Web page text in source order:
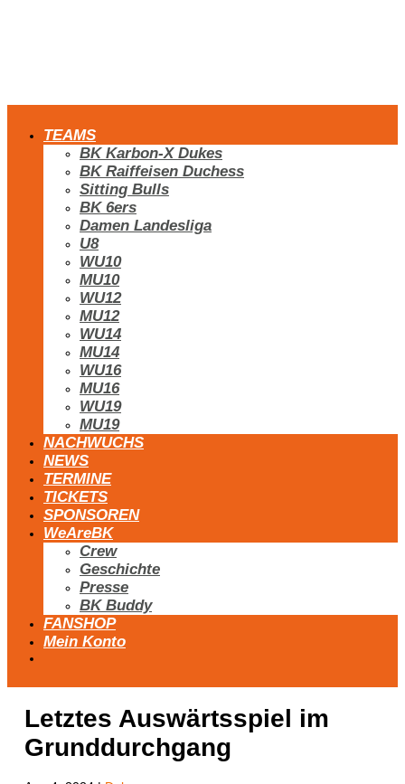
TEAMS
BK Karbon-X Dukes
BK Raiffeisen Duchess
Sitting Bulls
BK 6ers
Damen Landesliga
U8
WU10
MU10
WU12
MU12
WU14
MU14
WU16
MU16
WU19
MU19
NACHWUCHS
NEWS
TERMINE
TICKETS
SPONSOREN
WeAreBK
Crew
Geschichte
Presse
BK Buddy
FANSHOP
Mein Konto
Letztes Auswärtsspiel im
Grunddurchgang